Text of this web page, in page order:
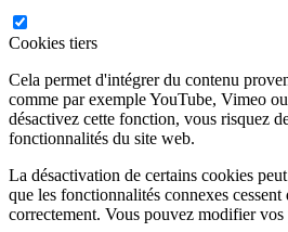
Cookies tiers
Cela permet d'intégrer du contenu
comme par exemple YouTube, Vimeo
désactivez cette fonction, vous risquez
fonctionnalités du site web.
La désactivation de certains cookies
que les fonctionnalités connexes
correctement. Vous pouvez modifier vos